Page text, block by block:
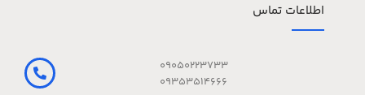
اطلاعات تماس
09050223733
09353514666